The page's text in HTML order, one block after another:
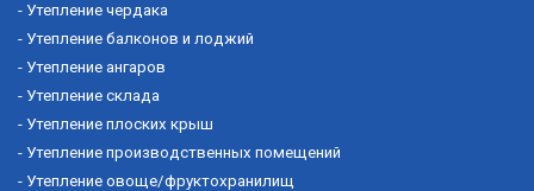
- Утепление чердака
- Утепление балконов и лоджий
- Утепление ангаров
- Утепление склада
- Утепление плоских крыш
- Утепление производственных помещений
- Утепление овоще/фруктохранилищ